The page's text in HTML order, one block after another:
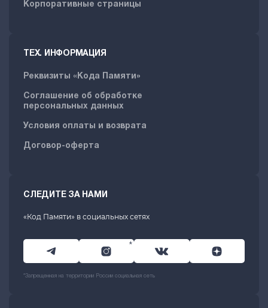
Корпоративные страницы
ТЕХ. ИНФОРМАЦИЯ
Реквизиты «Кода Памяти»
Соглашение об обработке
персональных данных
Условия оплаты и возврата
Договор-оферта
СЛЕДИТЕ ЗА НАМИ
«Код Памяти» в социальных сетях
*
*Запрещенная на территории России социальная сеть